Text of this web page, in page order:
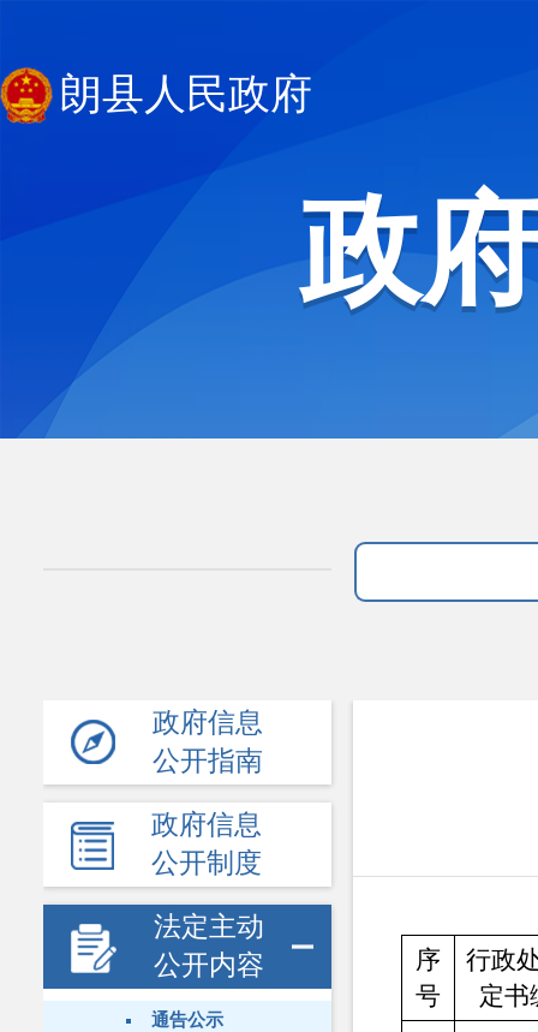
朗县人民政府
政
政府信息
公开指南
政府信息
公开制度
法定主动
公开内容
通告公示
序
号
行政
定书